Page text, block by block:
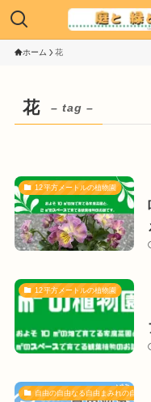
ホーム 花
花 – tag –
12平方メートルの植物園
12平方メートルの植物園
自由の自由なる自由まみれの自由